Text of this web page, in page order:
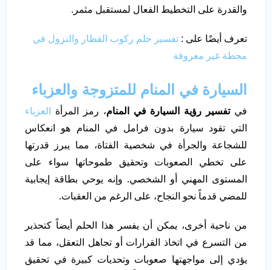
والقدرة على التخطيط الفعال لمستقبل مثمر.
تعرف أيضًا على : تفسير حلم ركوب القطار والنزول في
محطة غير معروفة
السيارة في المنام للمتزوجة والعزباء
فيتفسير رؤية السيارة في المنام، رمز المرأة
العزباء
التي تقود سيارة بدون فرامل في المنام هو انعكاس
للشجاعة والجرأة في شخصية الفتاة، مما يبرز قدرتها
على تخطي الصعوبات وتحقيق طموحاتها سواء على
المستوى المهني أو الشخصي. وإنه يوحي بطاقة إيجابية
للمضي قدماً نحو النجاح، على الرغم من العقبات.
من ناحية أخرى، يمكن أن يفسر هذا الحلم أيضاً كتحذير
من التسرع في اتخاذ القرارات أو تجاهل التعقل، مما قد
يؤدي إلى مواجهتها صعوبات وتحديات كبيرة في تحقيق